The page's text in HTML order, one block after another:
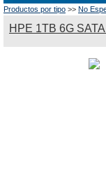
Productos por tipo >> No
HPE 1TB 6G